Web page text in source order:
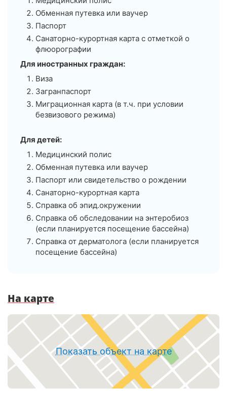
Обменная путевка или ваучер
Паспорт
Санаторно-курортная карта с отметкой о
флюорографии
Для иностранных граждан:
Виза
Загранпаспорт
Миграционная карта (в т.ч. при условии
безвизового режима)
Для детей:
Медицинский полис
Обменная путевка или ваучер
Паспорт или свидетельство о рождении
Санаторно-курортная карта
Справка об эпид.окружении
Справка об обследовании на энтеробиоз
(если планируется посещение бассейна)
Справка от дерматолога (если планируется
посещение бассейна)
На карте
Показать объект на карте